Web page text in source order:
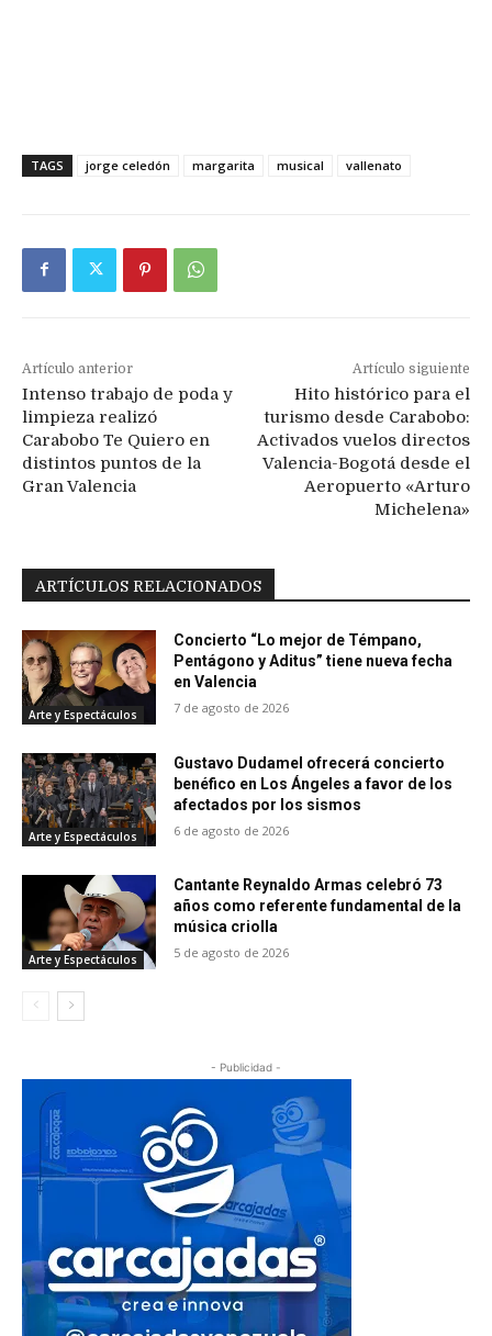
TAGS jorge celedón margarita musical vallenato
Artículo anterior
Intenso trabajo de poda y
limpieza realizó
Carabobo Te Quiero en
distintos puntos de la
Gran Valencia
Artículo siguiente
Hito histórico para el
turismo desde Carabobo:
Activados vuelos directos
Valencia-Bogotá desde el
Aeropuerto «Arturo
Michelena»
ARTÍCULOS RELACIONADOS
Arte y Espectáculos
Concierto “Lo mejor de Témpano,
Pentágono y Aditus” tiene nueva fecha
en Valencia
7 de agosto de 2026
Arte y Espectáculos
Gustavo Dudamel ofrecerá concierto
benéfico en Los Ángeles a favor de los
afectados por los sismos
6 de agosto de 2026
Arte y Espectáculos
Cantante Reynaldo Armas celebró 73
años como referente fundamental de la
música criolla
5 de agosto de 2026
- Publicidad -